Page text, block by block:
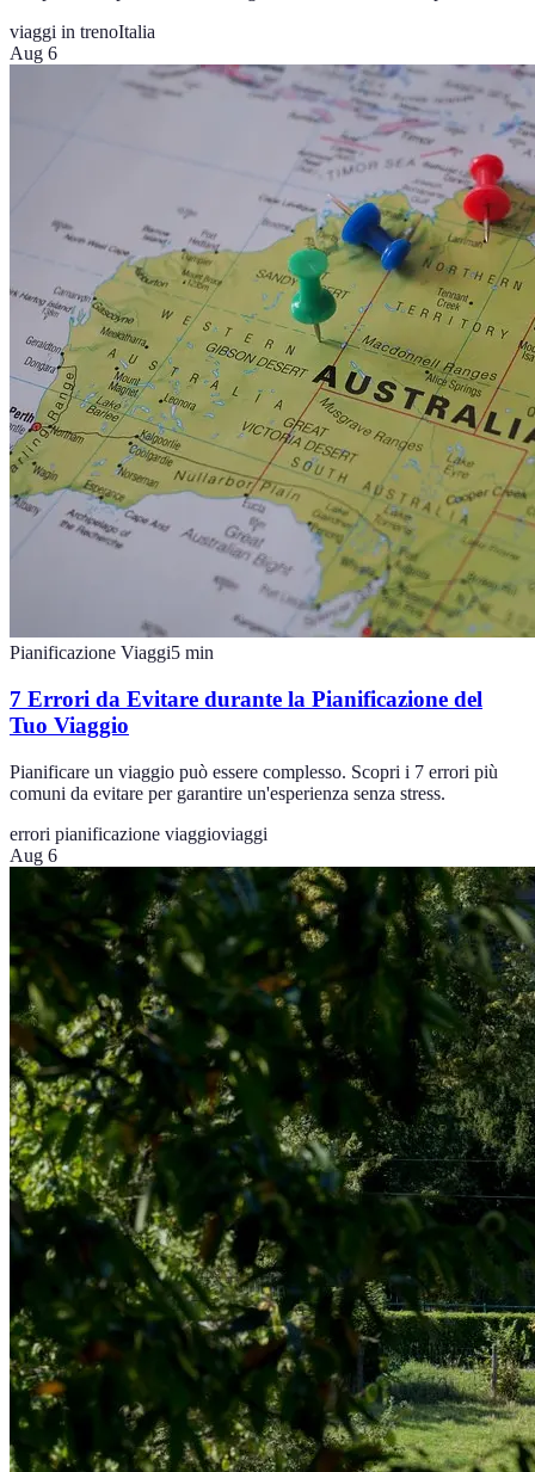
viaggi in trenoItalia
Aug 6
Pianificazione Viaggi5 min
7 Errori da Evitare durante la Pianificazione del
Tuo Viaggio
Pianificare un viaggio può essere complesso. Scopri i 7 errori più
comuni da evitare per garantire un'esperienza senza stress.
errori pianificazione viaggioviaggi
Aug 6